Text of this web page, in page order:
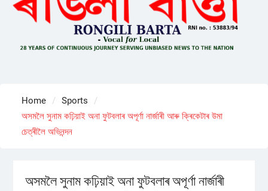
Home
Sports
অসমলৈ সুনাম কঢ়িয়াই অনা ফুটবলাৰ অপূৰ্ণা নাৰ্জাৰী আৰু ক্ৰিকেটাৰ উমা
চেত্ৰীলৈ অভিনন্দন
অসমলৈ সুনাম কঢ়িয়াই অনা ফুটবলাৰ অপূৰ্ণা নাৰ্জাৰী